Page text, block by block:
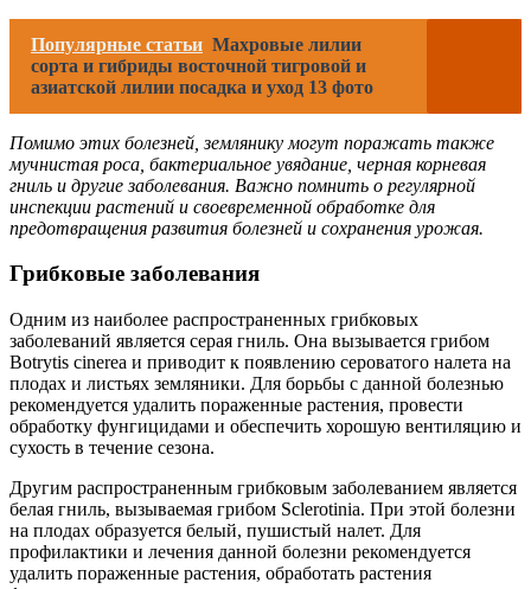
Популярные статьи Махровые лилии
сорта и гибриды восточной тигровой и
азиатской лилии посадка и уход 13 фото
Помимо этих болезней, землянику могут поражать также
мучнистая роса, бактериальное увядание, черная корневая
гниль и другие заболевания. Важно помнить о регулярной
инспекции растений и своевременной обработке для
предотвращения развития болезней и сохранения урожая.
Грибковые заболевания
Одним из наиболее распространенных грибковых
заболеваний является серая гниль. Она вызывается грибом
Botrytis cinerea и приводит к появлению сероватого налета на
плодах и листьях земляники. Для борьбы с данной болезнью
рекомендуется удалить пораженные растения, провести
обработку фунгицидами и обеспечить хорошую вентиляцию и
сухость в течение сезона.
Другим распространенным грибковым заболеванием является
белая гниль, вызываемая грибом Sclerotinia. При этой болезни
на плодах образуется белый, пушистый налет. Для
профилактики и лечения данной болезни рекомендуется
удалить пораженные растения, обработать растения